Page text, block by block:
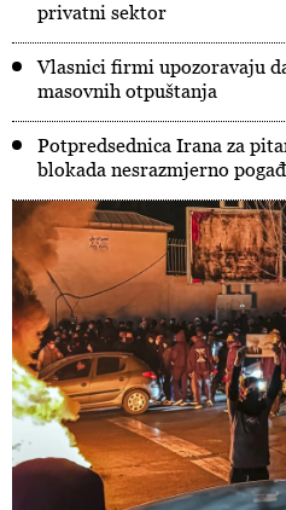
privatni sektor
Vlasnici firmi upozoravaju
masovnih otpuštanja
Potpredsednica Irana za
blokada nesrazmjerno